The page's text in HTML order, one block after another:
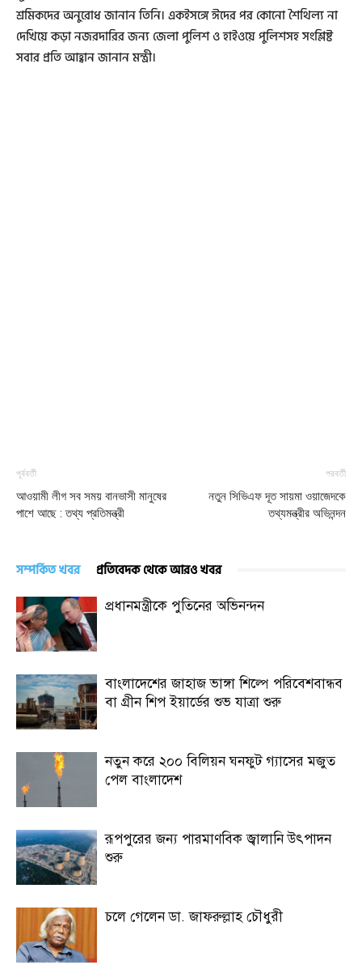
শ্রমিকদের অনুরোধ জানান তিনি। একইসঙ্গে ঈদের পর কোনো শৈথিল্য না
দেখিয়ে কড়া নজরদারির জন্য জেলা পুলিশ ও হাইওয়ে পুলিশসহ সংশ্লিষ্ট
সবার প্রতি আহ্বান জানান মন্ত্রী।
পূর্ববর্তী
আওয়ামী লীগ সব সময় বানভাসী মানুষের
পাশে আছে : তথ্য প্রতিমন্ত্রী
পরবর্তী
নতুন সিভিএফ দূত সায়মা ওয়াজেদকে
তথ্যমন্ত্রীর অভিনন্দন
সম্পর্কিত খবর প্রতিবেদক থেকে আরও খবর
প্রধানমন্ত্রীকে পুতিনের অভিনন্দন
বাংলাদেশের জাহাজ ভাঙ্গা শিল্পে পরিবেশবান্ধব
বা গ্রীন শিপ ইয়ার্ডের শুভ যাত্রা শুরু
নতুন করে ২০০ বিলিয়ন ঘনফুট গ্যাসের মজুত
পেল বাংলাদেশ
রূপপুরের জন্য পারমাণবিক জ্বালানি উৎপাদন
শুরু
চলে গেলেন ডা. জাফরুল্লাহ চৌধুরী